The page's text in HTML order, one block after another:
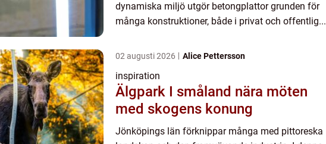
dynamiska miljö utgör betongplattor grunden för
många konstruktioner, både i privat och offentlig...
02 augusti 2026 Alice Pettersson
inspiration
Älgpark I småland nära möten
med skogens konung
Jönköpings län förknippar många med pittoreska